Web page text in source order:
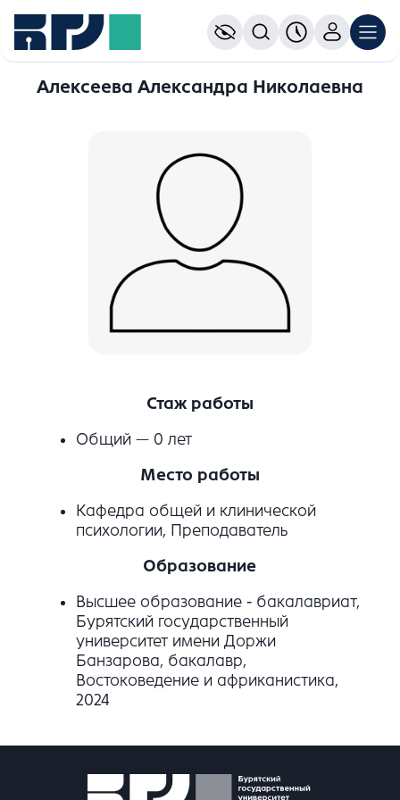
Алексеева Александра Николаевна
Стаж работы
Общий — 0 лет
Место работы
Кафедра общей и клинической
психологии, Преподаватель
Образование
Высшее образование - бакалавриат,
Бурятский государственный
университет имени Доржи
Банзарова, бакалавр,
Востоковедение и африканистика,
2024